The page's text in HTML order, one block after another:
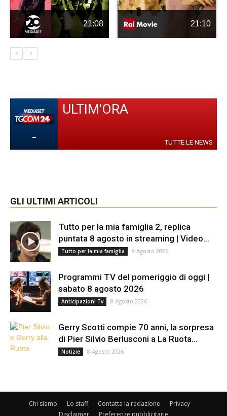
21:08 21:10
-
ULTIM'ORA
-
TUTTE LE NEWS
GLI ULTIMI ARTICOLI
Tutto per la mia famiglia 2, replica
puntata 8 agosto in streaming | Video...
Tutto per la mia famiglia 8 Agosto 2026
Programmi TV del pomeriggio di oggi |
sabato 8 agosto 2026
Anticipazioni Tv 8 Agosto 2026
Gerry Scotti compie 70 anni, la sorpresa
di Pier Silvio Berlusconi a La Ruota...
Notizie 8 Agosto 2026
Chi siamo Lo staff Contatta la redazione
Privacy